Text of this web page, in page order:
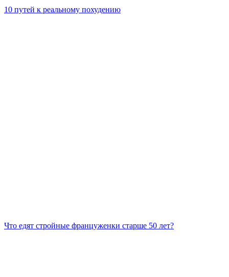
10 путей к реальному похудению
Что едят стройные француженки старше 50 лет?